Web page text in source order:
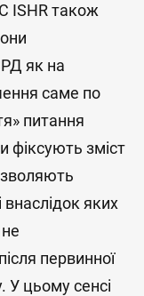
ISHR також
як на
саме по
питання
фіксують зміст
яких
первинної
У цьому сенсі